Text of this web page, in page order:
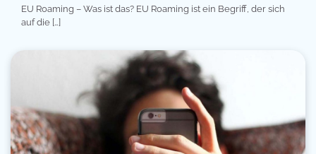
EU Roaming – Was ist das? EU Roaming ist ein Begriff, der sich
auf die […]